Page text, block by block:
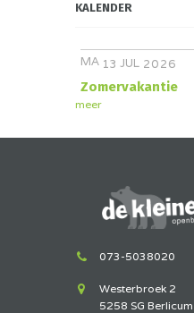
KALENDER
MA 13 JUL 2026
Zomervakantie
meer
073-5038020
Westerbroek 2
5258 SG Berlicum